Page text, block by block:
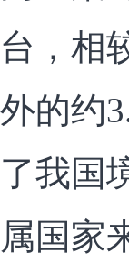
台，相
外的约
了我国
属国家